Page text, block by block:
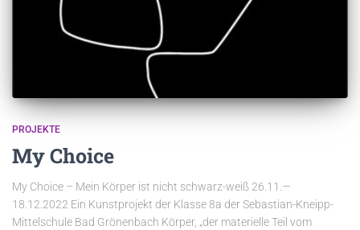
PROJEKTE
My Choice
My Choice – Mein Körper ist nicht schwarz-weiß 26.11.—
18.12.2022 Ein Kunstprojekt der Klasse 8a der Sebastian-Kneipp-
Mittelschule Bad Grönenbach Körper, „der materielle Teil vom